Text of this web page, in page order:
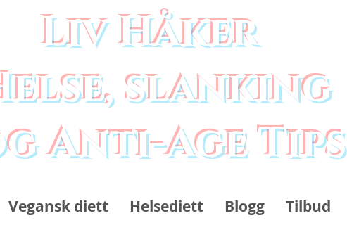
Liv Håker
slanking
Anti-Age Tips
Vegansk diett Helsediett Blogg Tilbud